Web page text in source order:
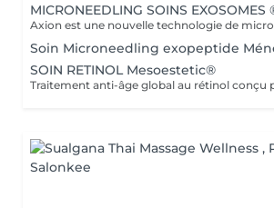
MICRONEEDLING SOINS EXOSOMES
Soin Microneedling exopeptide
SOIN RETINOL Mesoestetic®